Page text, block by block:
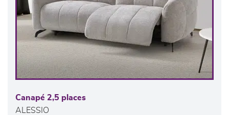
Canapé 2,5 places
ALESSIO